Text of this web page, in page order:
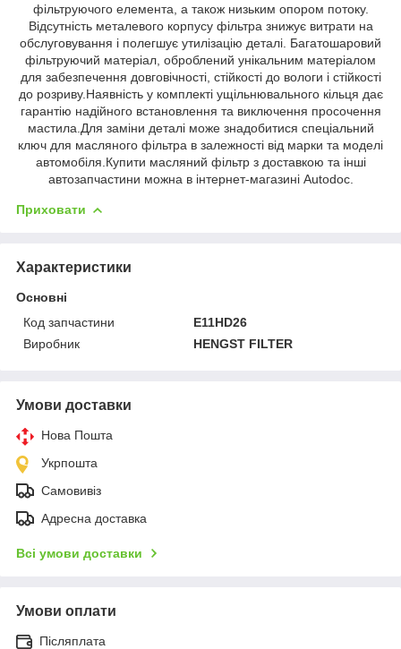
фільтруючого елемента, а також низьким опором потоку.
Відсутність металевого корпусу фільтра знижує витрати на
обслуговування і полегшує утилізацію деталі. Багатошаровий
фільтруючий матеріал, оброблений унікальним матеріалом
для забезпечення довговічності, стійкості до вологи і стійкості
до розриву.Наявність у комплекті ущільнювального кільця дає
гарантію надійного встановлення та виключення просочення
мастила.Для заміни деталі може знадобитися спеціальний
ключ для масляного фільтра в залежності від марки та моделі
автомобіля.Купити масляний фільтр з доставкою та інші
автозапчастини можна в інтернет-магазині Autodoc.
Приховати
Характеристики
Основні
Код запчастини
E11HD26
Виробник
HENGST FILTER
Умови доставки
Нова Пошта
Укрпошта
Самовивіз
Адресна доставка
Всі умови доставки
Умови оплати
Післяплата